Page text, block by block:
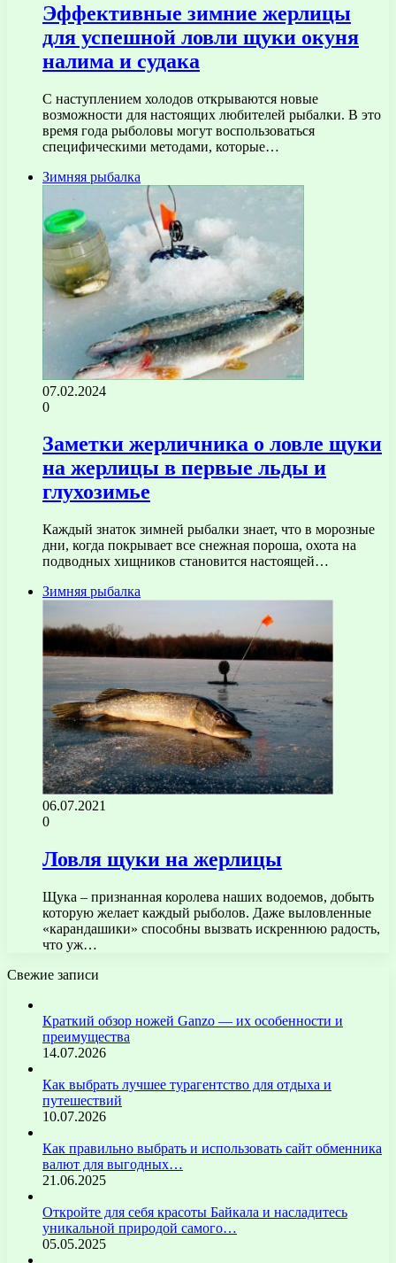
Эффективные зимние жерлицы
для успешной ловли щуки окуня
налима и судака
С наступлением холодов открываются новые
возможности для настоящих любителей рыбалки. В это
время года рыболовы могут воспользоваться
специфическими методами, которые…
Зимняя рыбалка
07.02.2024
0
Заметки жерличника о ловле щуки
на жерлицы в первые льды и
глухозимье
Каждый знаток зимней рыбалки знает, что в морозные
дни, когда покрывает все снежная пороша, охота на
подводных хищников становится настоящей…
Зимняя рыбалка
06.07.2021
0
Ловля щуки на жерлицы
Щука – признанная королева наших водоемов, добыть
которую желает каждый рыболов. Даже выловленные
«карандашики» способны вызвать искреннюю радость,
что уж…
Свежие записи
Краткий обзор ножей Ganzo — их особенности и
преимущества
14.07.2026
Как выбрать лучшее турагентство для отдыха и
путешествий
10.07.2026
Как правильно выбрать и использовать сайт обменника
валют для выгодных…
21.06.2025
Откройте для себя красоты Байкала и насладитесь
уникальной природой самого…
05.05.2025